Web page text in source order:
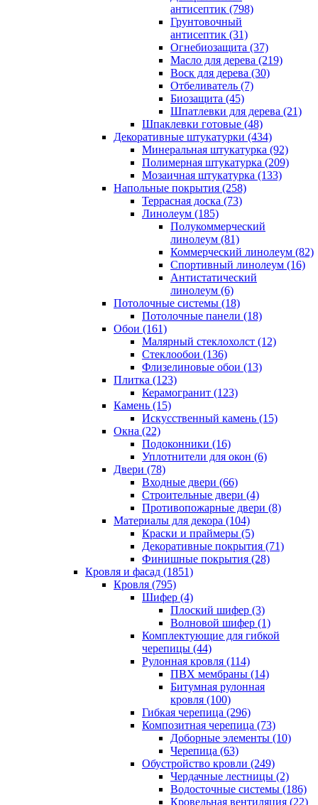
антисептик (798)
Грунтовочный
антисептик (31)
Огнебиозащита (37)
Масло для дерева (219)
Воск для дерева (30)
Отбеливатель (7)
Биозащита (45)
Шпатлевки для дерева (21)
Шпаклевки готовые (48)
Декоративные штукатурки (434)
Минеральная штукатурка (92)
Полимерная штукатурка (209)
Мозаичная штукатурка (133)
Напольные покрытия (258)
Террасная доска (73)
Линолеум (185)
Полукоммерческий
линолеум (81)
Коммерческий линолеум (82)
Спортивный линолеум (16)
Антистатический
линолеум (6)
Потолочные системы (18)
Потолочные панели (18)
Обои (161)
Малярный стеклохолст (12)
Стеклообои (136)
Флизелиновые обои (13)
Плитка (123)
Керамогранит (123)
Камень (15)
Искусственный камень (15)
Окна (22)
Подоконники (16)
Уплотнители для окон (6)
Двери (78)
Входные двери (66)
Строительные двери (4)
Противопожарные двери (8)
Материалы для декора (104)
Краски и праймеры (5)
Декоративные покрытия (71)
Финишные покрытия (28)
Кровля и фасад (1851)
Кровля (795)
Шифер (4)
Плоский шифер (3)
Волновой шифер (1)
Комплектующие для гибкой
черепицы (44)
Рулонная кровля (114)
ПВХ мембраны (14)
Битумная рулонная
кровля (100)
Гибкая черепица (296)
Композитная черепица (73)
Доборные элементы (10)
Черепица (63)
Обустройство кровли (249)
Чердачные лестницы (2)
Водосточные системы (186)
Кровельная вентиляция (22)